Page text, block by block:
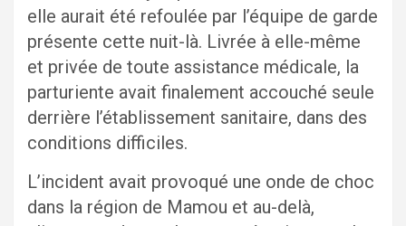
elle aurait été refoulée par l’équipe de garde
présente cette nuit-là. Livrée à elle-même
et privée de toute assistance médicale, la
parturiente avait finalement accouché seule
derrière l’établissement sanitaire, dans des
conditions difficiles.
L’incident avait provoqué une onde de choc
dans la région de Mamou et au-delà,